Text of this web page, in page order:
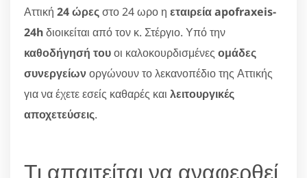
Αττική 24 ώρεςστο 24 ωρο η εταιρεία apofraxeis-
24hδιοικείται από τον κ. Στέργιο. Υπό την
καθοδήγησή τουοι καλοκουρδισμένες ομάδες
συνεργείωνοργώνουν το λεκανοπέδιο της Αττικής
για να έχετε εσείς καθαρές και λειτουργικές
αποχετεύσεις.
Τι απαιτείται να αναφερθεί